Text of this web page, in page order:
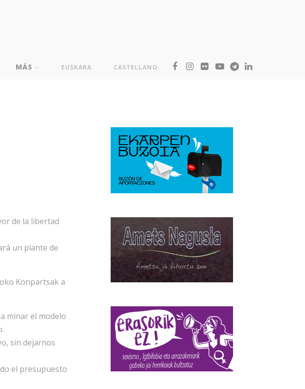
MÁS EUSKARA CASTELLANO
de la libertad
un plante de
Konpartsak a
minar el modelo
sin dejarnos
el presupuesto